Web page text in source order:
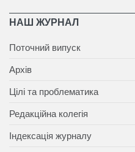
НАШ ЖУРНАЛ
Поточний випуск
Архів
Цілі та проблематика
Редакційна колегія
Індексація журналу